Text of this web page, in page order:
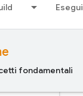
Esegui
fondamentali